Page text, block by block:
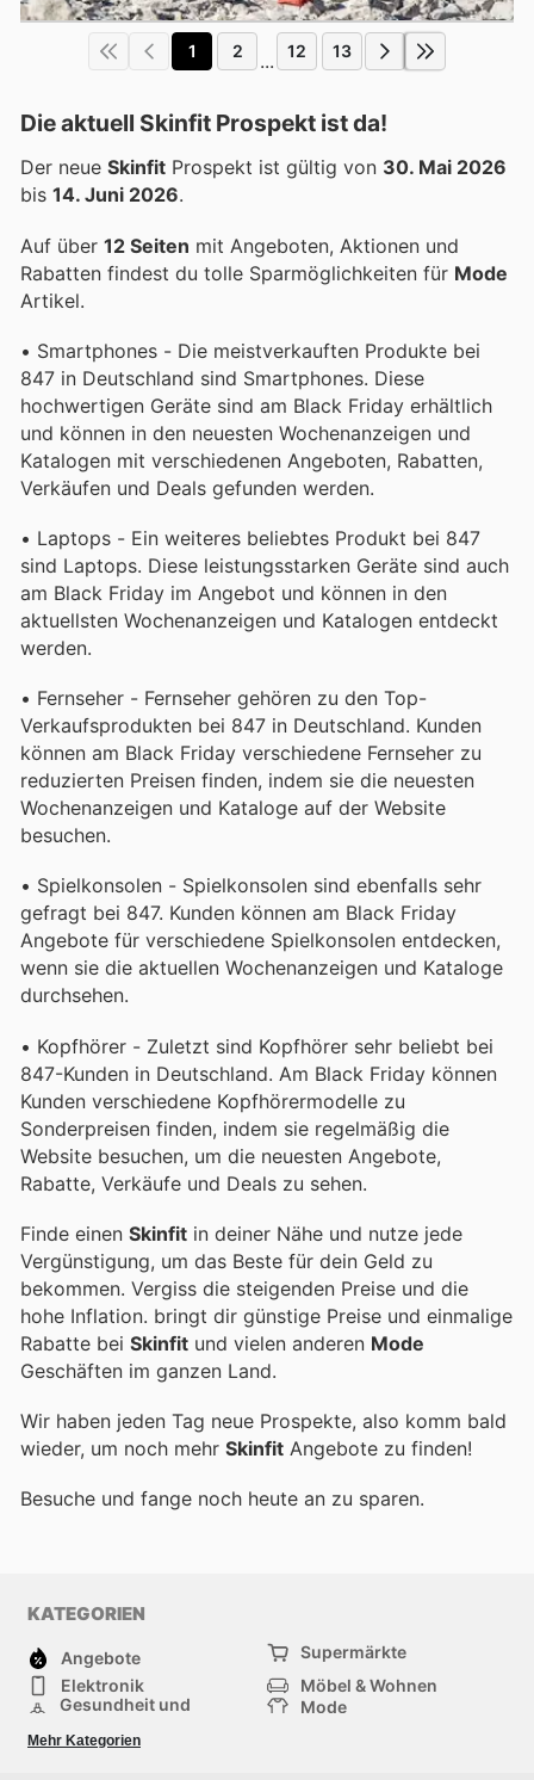
1 2 ... 12 13
Die aktuell Skinfit Prospekt ist da!
Der neue Skinfit Prospekt ist gültig von 30. Mai 2026
bis 14. Juni 2026.
Auf über 12 Seiten mit Angeboten, Aktionen und
Rabatten findest du tolle Sparmöglichkeiten für Mode
Artikel.
• Smartphones - Die meistverkauften Produkte bei
847 in Deutschland sind Smartphones. Diese
hochwertigen Geräte sind am Black Friday erhältlich
und können in den neuesten Wochenanzeigen und
Katalogen mit verschiedenen Angeboten, Rabatten,
Verkäufen und Deals gefunden werden.
• Laptops - Ein weiteres beliebtes Produkt bei 847
sind Laptops. Diese leistungsstarken Geräte sind auch
am Black Friday im Angebot und können in den
aktuellsten Wochenanzeigen und Katalogen entdeckt
werden.
• Fernseher - Fernseher gehören zu den Top-
Verkaufsprodukten bei 847 in Deutschland. Kunden
können am Black Friday verschiedene Fernseher zu
reduzierten Preisen finden, indem sie die neuesten
Wochenanzeigen und Kataloge auf der Website
besuchen.
• Spielkonsolen - Spielkonsolen sind ebenfalls sehr
gefragt bei 847. Kunden können am Black Friday
Angebote für verschiedene Spielkonsolen entdecken,
wenn sie die aktuellen Wochenanzeigen und Kataloge
durchsehen.
• Kopfhörer - Zuletzt sind Kopfhörer sehr beliebt bei
847-Kunden in Deutschland. Am Black Friday können
Kunden verschiedene Kopfhörermodelle zu
Sonderpreisen finden, indem sie regelmäßig die
Website besuchen, um die neuesten Angebote,
Rabatte, Verkäufe und Deals zu sehen.
Finde einen Skinfit in deiner Nähe und nutze jede
Vergünstigung, um das Beste für dein Geld zu
bekommen. Vergiss die steigenden Preise und die
hohe Inflation. bringt dir günstige Preise und einmalige
Rabatte bei Skinfit und vielen anderen Mode
Geschäften im ganzen Land.
Wir haben jeden Tag neue Prospekte, also komm bald
wieder, um noch mehr Skinfit Angebote zu finden!
Besuche und fange noch heute an zu sparen.
KATEGORIEN
Angebote
Supermärkte
Elektronik
Möbel & Wohnen
Gesundheit und
Mode
Sportartikel und
Sportbekleidung
Mehr Kategorien